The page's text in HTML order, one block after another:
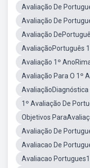
Avaliação De
Avaliação De
Avaliação
AvaliaçãoPortuguês
Avaliação 1º
Avaliação Para O 1º
AvaliaçãoDiagnóstica
1º Avaliação De
Objetivos
Avaliação De
Avaliacao De
Avaliacao